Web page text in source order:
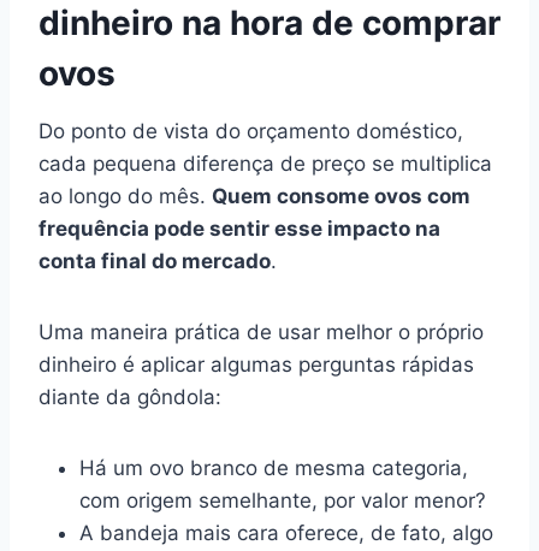
dinheiro na hora de comprar
ovos
Do ponto de vista do orçamento doméstico,
cada pequena diferença de preço se multiplica
ao longo do mês. Quem consome ovos com
frequência pode sentir esse impacto na
conta final do mercado.
Uma maneira prática de usar melhor o próprio
dinheiro é aplicar algumas perguntas rápidas
diante da gôndola:
Há um ovo branco de mesma categoria,
com origem semelhante, por valor menor?
A bandeja mais cara oferece, de fato, algo